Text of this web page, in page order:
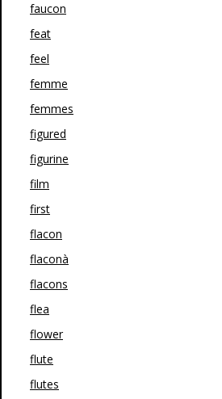
faucon
feat
feel
femme
femmes
figured
figurine
film
first
flacon
flaconà
flacons
flea
flower
flute
flutes